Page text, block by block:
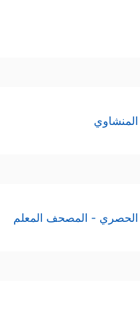
الحصري - المصحف المعلم